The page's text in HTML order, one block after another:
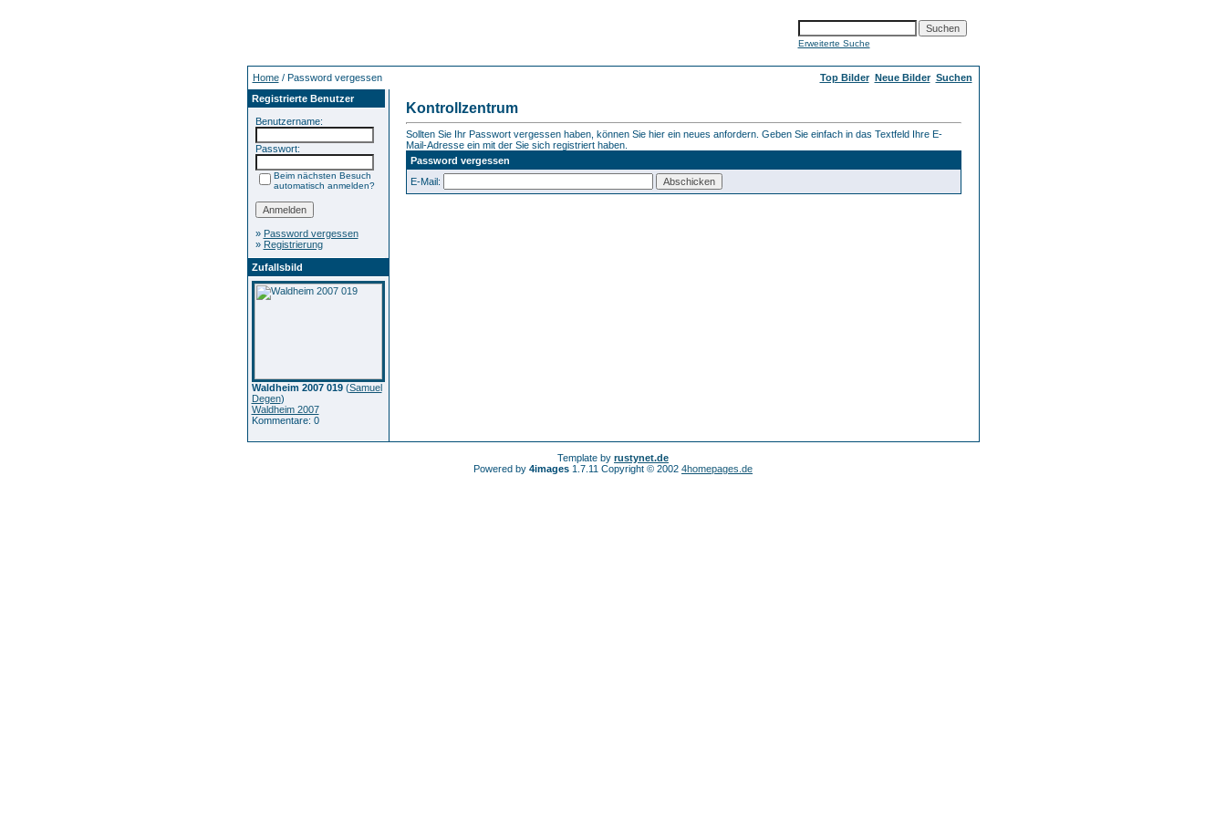
Erweiterte Suche
Home/ Password vergessen Top Bilder Neue Bilder Suchen
Registrierte Benutzer
Benutzername:
Passwort:
Beim nächsten Besuch
automatisch anmelden?
» Password vergessen
» Registrierung
Zufallsbild
Waldheim 2007 019(Samuel
Degen)
Waldheim 2007
Kommentare: 0
Kontrollzentrum
Sollten Sie Ihr Passwort vergessen haben, können Sie hier ein neues anfordern. Geben Sie einfach in das Textfeld Ihre E-
Mail-Adresse ein mit der Sie sich registriert haben.
Password vergessen
E-Mail:
Template by rustynet.de
Powered by 4images 1.7.11 Copyright © 2002 4homepages.de